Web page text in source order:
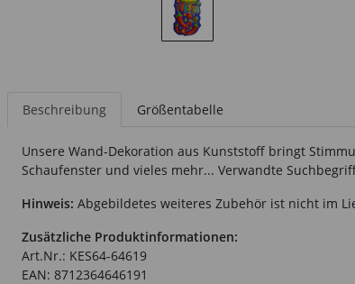
Beschreibung Größentabelle
Unsere Wand-Dekoration aus Kunststoff bringt
Schaufenster und vieles mehr... Verwandte
Hinweis: Abgebildetes weiteres Zubehör ist nicht im
Zusätzliche Produktinformationen:
Art.Nr.: KES64-64619
EAN: 8712364646191